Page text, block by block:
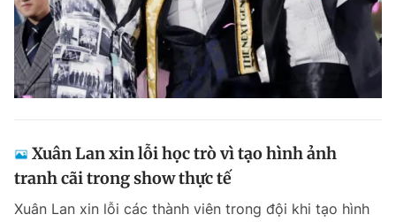
Xuân Lan xin lỗi học trò vì tạo hình ảnh
tranh cãi trong show thực tế
Xuân Lan xin lỗi các thành viên trong đội khi tạo hình